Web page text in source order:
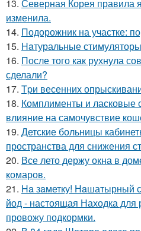
13. Северная Корея правила
изменила.
14. Подорожник на участке:
15. Haтуральные
16. После того как рухнула
сделали?
17. Tpи весенних
18. Комплименты и ласковые
влияние на самочувствие
19. Детские больницы
пространства для снижения
20. Все лето держу окна в
комаров.
21. Ha зaметку! Нaшатырный
йод - настоящая Находка для
провожу подкормки.